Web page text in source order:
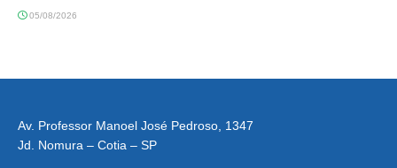
05/08/2026
Av. Professor Manoel José Pedroso, 1347
Jd. Nomura – Cotia – SP